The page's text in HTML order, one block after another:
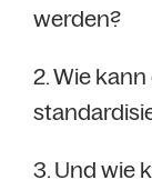
werden?
2. Wie
3. Und wie